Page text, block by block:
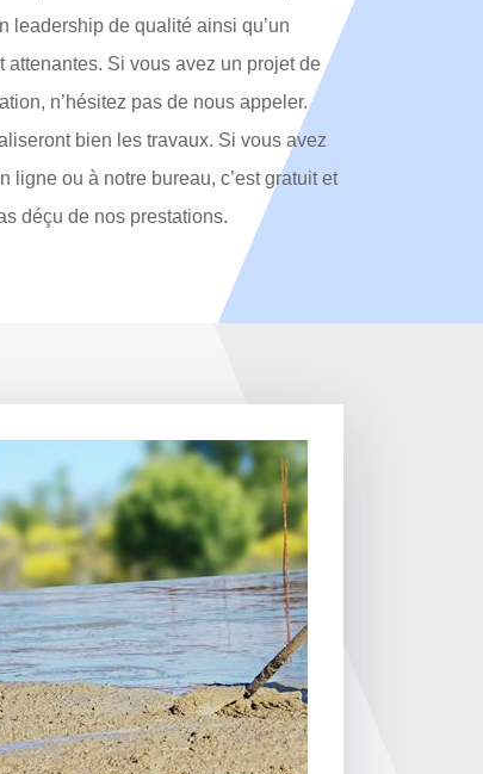
leadership de qualité ainsi qu’un
Si vous avez un projet de
n’hésitez pas de nous appeler.
bien les travaux. Si vous avez
ligne ou à notre bureau, c’est gratuit et
déçu de nos prestations.